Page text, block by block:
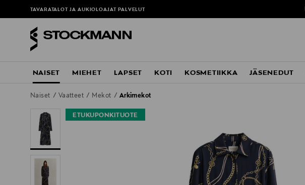
TAVARATALOT JA AUKIOLOAJAT PALVELUT
NAISET MIEHET LAPSET KOTI KOSMETIIKKA JÄSENEDUT
Naiset Vaatteet Mekot Arkimekot
ETUKUPONKITUOTE